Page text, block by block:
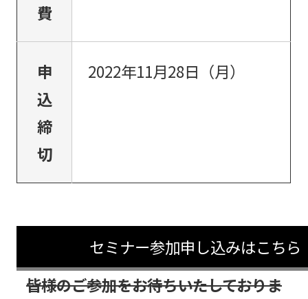
費
申
込
締
切
2022年11月28日（月）
セミナー参加申し込みはこちら
皆様のご参加をお待ちいたしておりま